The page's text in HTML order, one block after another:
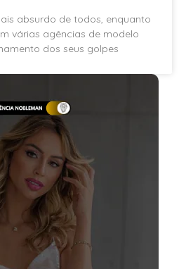
absurdo de todos, enquanto
várias agências de modelo
dos seus golpes